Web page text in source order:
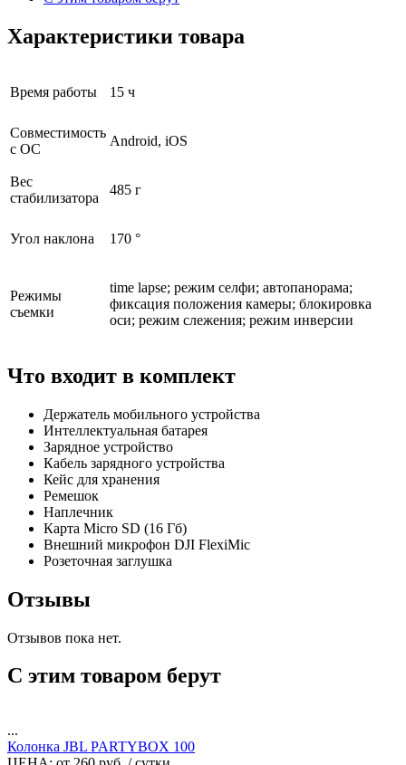
Характеристики товара
Время работы 15 ч
Совместимость
с ОС
Android, iOS
Вес
стабилизатора
485 г
Угол наклона 170 °
Режимы
съемки
time lapse; режим селфи; автопанорама;
фиксация положения камеры; блокировка
оси; режим слежения; режим инверсии
Что входит в комплект
Держатель мобильного устройства
Интеллектуальная батарея
Зарядное устройство
Кабель зарядного устройства
Кейс для хранения
Ремешок
Наплечник
Карта Micro SD (16 Гб)
Внешний микрофон DJI FlexiMiс
Розеточная заглушка
Отзывы
Отзывов пока нет.
С этим товаром берут
...
Колонка JBL PARTYBOX 100